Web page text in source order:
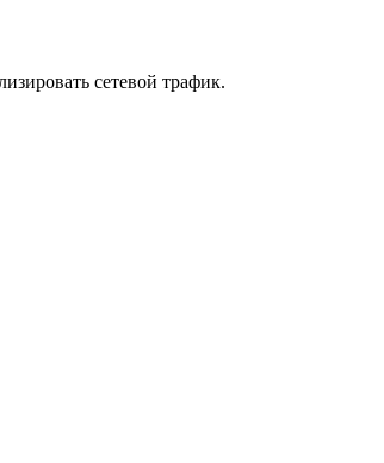
сетевой трафик.